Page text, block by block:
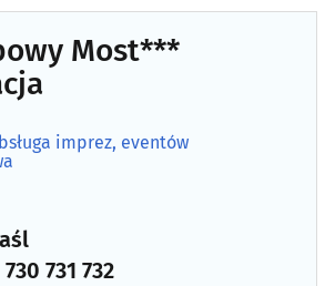
Most***
imprez, eventów
731 732